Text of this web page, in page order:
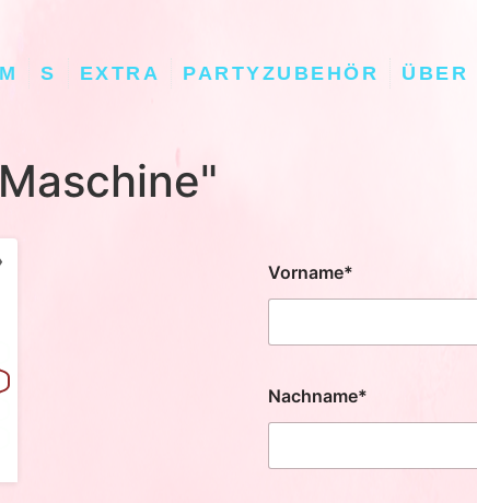
M S EXTRA PARTYZUBEHÖR ÜBER
Vorname*
Nachname*